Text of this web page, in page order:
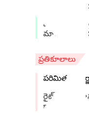
సహాయక
మార్కెట్
మార్కెట్‌ను
ప్రతికూలాలు
పరిమిత
రైట్‌మోవ్
కాకపోవచ్చు.